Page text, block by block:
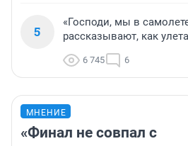
5
«Господи, мы в
рассказывают, как
6 745 6
МНЕНИЕ
«Финал не совпал с